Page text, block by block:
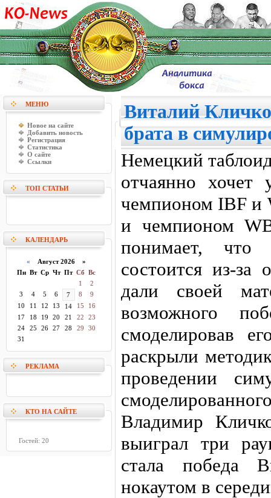
МЕНЮ
Новое на сайте
Добавить новость
Регистрация
Статистика
О сайте
Ссылки
ТОП СТАТЬИ
КАЛЕНДАРЬ
« Август 2026 »
Пн Вт Ср Чт Пт Сб Вс
1
2
3
4 5 6 7 8
9
10
11 12 13 14 15
16
17
18 19 20 21 22
23
24
25 26 27 28 29
30
31
РЕКЛАМА
КТО НА САЙТЕ
Гостей: 20
Виталий
брата в
Немецкий
отчаянно хочет
чемпионом IBF и
и чемпионом
понимает,
состоится из-за
дали своей
возможного
смоделировав
раскрыли
проведении
Владимир
выиграл три
стала победа
нокаутом в